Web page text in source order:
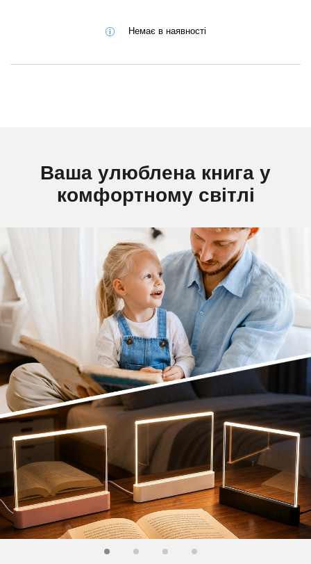
Немає в наявності
Ваша улюблена книга у
комфортному світлі